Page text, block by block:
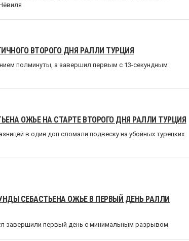
ВТОРОГО ДНЯ РАЛЛИ ТУРЦИЯ
полминуты, а завершил первым с 13-секундным
ОЖЬЕ НА СТАРТЕ ВТОРОГО ДНЯ РАЛЛИ ТУРЦИЯ
в один доп сломали подвеску на убойных турецких
СЕБАСТЬЕНА ОЖЬЕ В ПЕРВЫЙ ДЕНЬ РАЛЛИ
завершили первый день с минимальным разрывом